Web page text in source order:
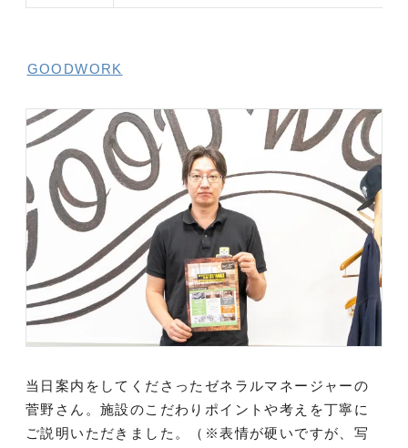
GOODWORK
当日案内をしてくださったゼネラルマネージャーの
菅野さん。施設のこだわりポイントや考えを丁寧に
ご説明いただきました。（※表情が硬いですが、写